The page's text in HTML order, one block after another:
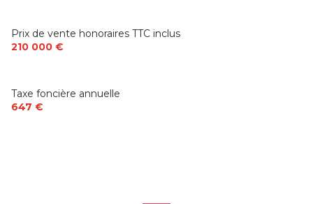
Prix de vente honoraires TTC inclus
210 000 €
Taxe foncière annuelle
647 €